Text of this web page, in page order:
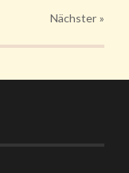
Nächster »